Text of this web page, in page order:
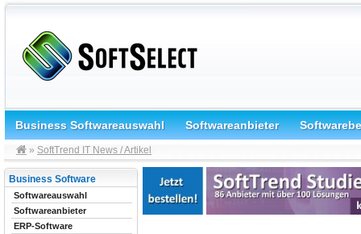
Business Softwareauswahl Softwareanbieter
» SoftTrend IT News / Artikel
Business Software
Softwareauswahl
Softwareanbieter
ERP-Software